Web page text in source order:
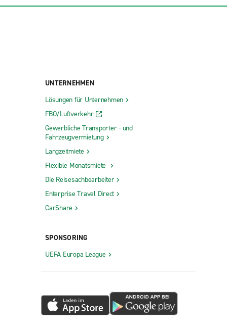
UNTERNEHMEN
Lösungen für Unternehmen
FBO/Luftverkehr
Gewerbliche Transporter - und
Fahrzeugvermietung
Langzeitmiete
Flexible Monatsmiete
Die Reisesachbearbeiter
Enterprise Travel Direct
CarShare
SPONSORING
UEFA Europa League